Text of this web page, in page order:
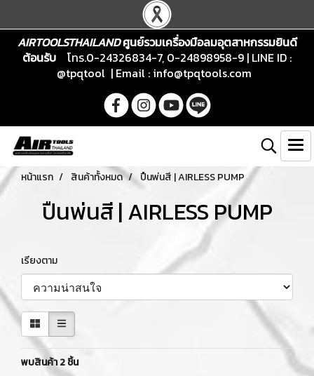
AIRTOOLSTHAILANDศูนย์รวมเครื่องมือลมอุตสาหกรรมยินดี
ต้อนรับ
โทร.0-24326834-7, 0-24898958-9 | LINE ID :
@tpqtool | Email : info@tpqtools.com
หน้าแรก สินค้าทั้งหมด ปืนพ่นสี | AIRLESS PUMP
ปืนพ่นสี | AIRLESS PUMP
เรียงตาม
พบสินค้า 2 ชิ้น